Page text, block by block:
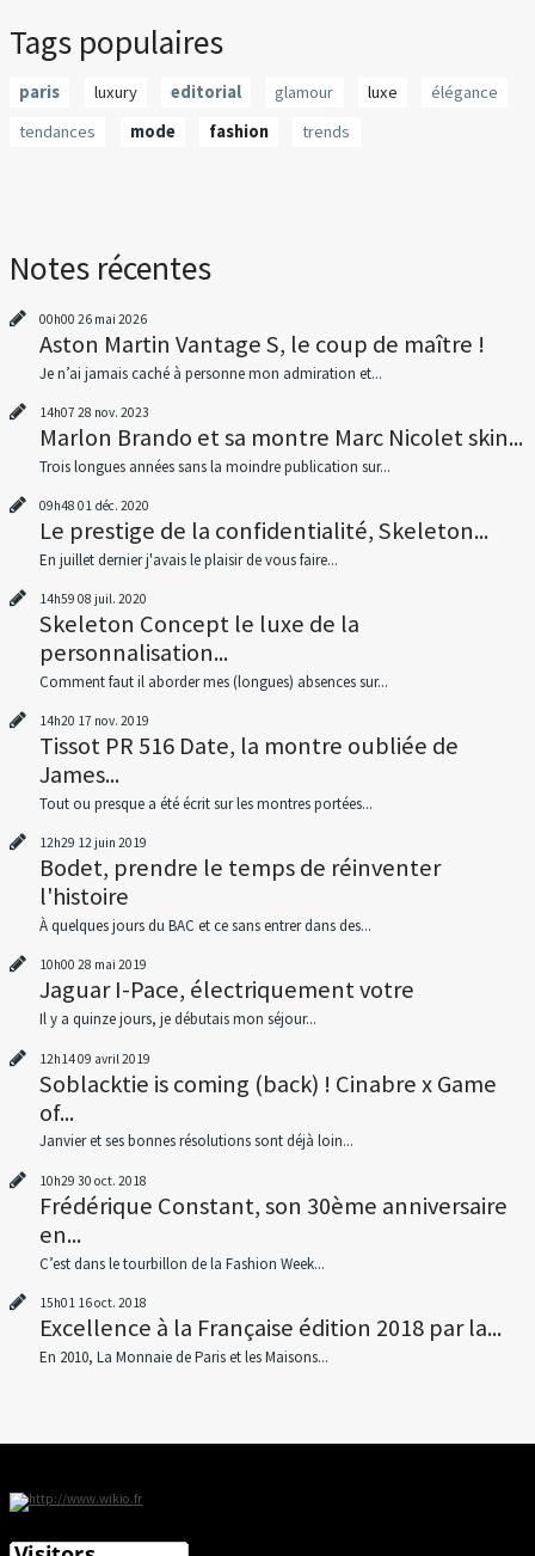
Tags populaires
paris luxury editorial glamour luxe
élégance
tendances
mode fashion trends
Notes récentes
00h00 26 mai 2026
Aston Martin Vantage S, le coup de maître !
Je n’ai jamais caché à personne mon admiration et...
14h07 28 nov. 2023
Marlon Brando et sa montre Marc Nicolet skin...
Trois longues années sans la moindre publication sur...
09h48 01 déc. 2020
Le prestige de la confidentialité, Skeleton...
En juillet dernier j'avais le plaisir de vous faire...
14h59 08 juil. 2020
Skeleton Concept le luxe de la
personnalisation...
Comment faut il aborder mes (longues) absences sur...
14h20 17 nov. 2019
Tissot PR 516 Date, la montre oubliée de
James...
Tout ou presque a été écrit sur les montres portées...
12h29 12 juin 2019
Bodet, prendre le temps de réinventer
l'histoire
À quelques jours du BAC et ce sans entrer dans des...
10h00 28 mai 2019
Jaguar I-Pace, électriquement votre
Il y a quinze jours, je débutais mon séjour...
12h1409 avril 2019
Soblacktie is coming (back) ! Cinabre x Game
of...
Janvier et ses bonnes résolutions sont déjà loin...
10h29 30 oct. 2018
Frédérique Constant, son 30ème anniversaire
en...
C’est dans le tourbillon de la Fashion Week...
15h01 16oct. 2018
Excellence à la Française édition 2018 par la...
En 2010, La Monnaie de Paris et les Maisons...